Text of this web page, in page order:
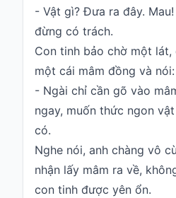
- Vật gì? Đưa ra đây.
đừng có trách.
Con tinh bảo chờ một lát,
một cái mâm đồng và nói:
- Ngài chỉ cần gõ vào
ngay, muốn thức ngon
có.
Nghe nói, anh chàng vô
nhận lấy mâm ra về,
con tinh được yên ổn.